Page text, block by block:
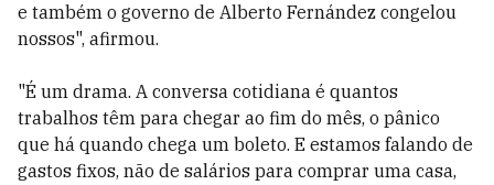
e também o governo de Alberto Fernández congelou
nossos", afirmou.
"É um drama. A conversa cotidiana é quantos
trabalhos têm para chegar ao fim do mês, o pânico
que há quando chega um boleto. E estamos falando de
gastos fixos, não de salários para comprar uma casa,